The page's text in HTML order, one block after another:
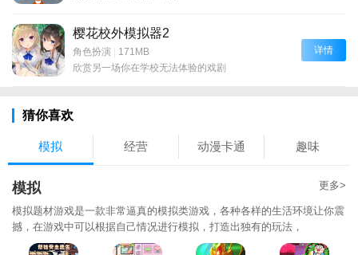
樱花校外模拟器2
角色扮演 | 171MB
欣赏另一场你在学校无法体验的戏剧
详情
猜你喜欢
模拟 经营 动漫卡通 趣味
模拟 更多>
模拟题材游戏是一款非常逼真的模拟类游戏，各种各样的生活环境让你震
撼，在游戏中可以根据自己情况进行模拟，打造出独有的玩法，